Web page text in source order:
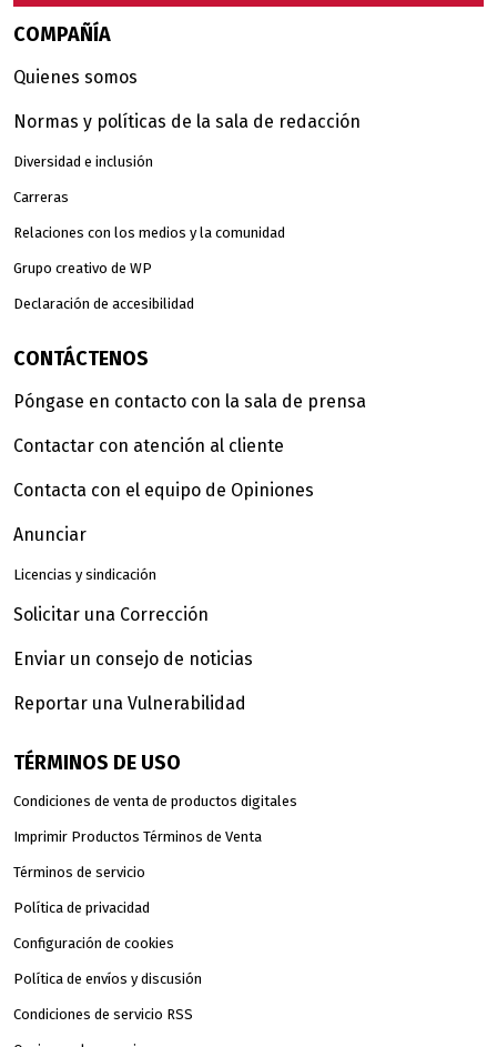
COMPAÑÍA
Quienes somos
Normas y políticas de la sala de redacción
Diversidad e inclusión
Carreras
Relaciones con los medios y la comunidad
Grupo creativo de WP
Declaración de accesibilidad
CONTÁCTENOS
Póngase en contacto con la sala de prensa
Contactar con atención al cliente
Contacta con el equipo de Opiniones
Anunciar
Licencias y sindicación
Solicitar una Corrección
Enviar un consejo de noticias
Reportar una Vulnerabilidad
TÉRMINOS DE USO
Condiciones de venta de productos digitales
Imprimir Productos Términos de Venta
Términos de servicio
Política de privacidad
Configuración de cookies
Política de envíos y discusión
Condiciones de servicio RSS